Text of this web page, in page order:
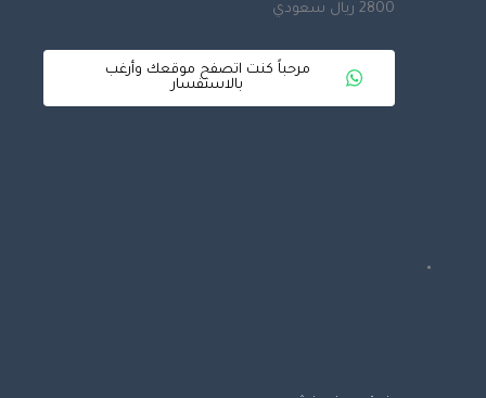
2800 ريال سعودي
مرحباً كنت اتصفح موقعك وأرغب
بالاستفسار